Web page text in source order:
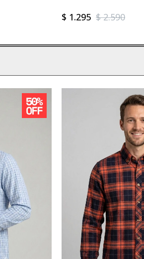
$ 1.295 $ 2.590